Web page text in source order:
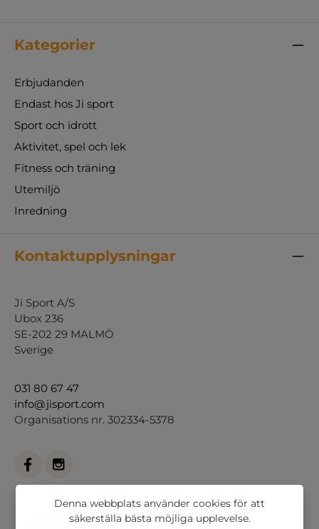
Kategorier
Erbjudanden
Endast hos Ji sport
Sport och idrott
Aktivitet, spel och lek
Fitness och träning
Utemiljö
Inredning
Kontaktupplysningar
Ji Sport A/S
Ubox 236
SE-202 29 MALMÖ
Sverige
031 80 67 47
info@jisport.com
Organisations nr. 302334-5378
Denna webbplats använder cookies för att
säkerställa bästa möjliga upplevelse.